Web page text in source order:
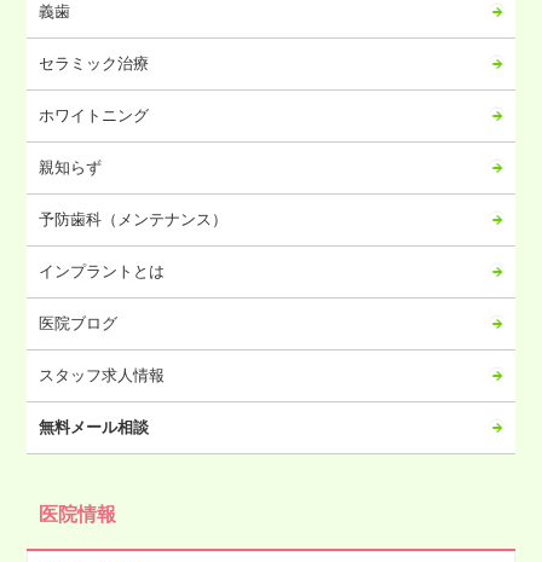
義歯
セラミック治療
ホワイトニング
親知らず
予防歯科（メンテナンス）
インプラントとは
医院ブログ
スタッフ求人情報
無料メール相談
医院情報